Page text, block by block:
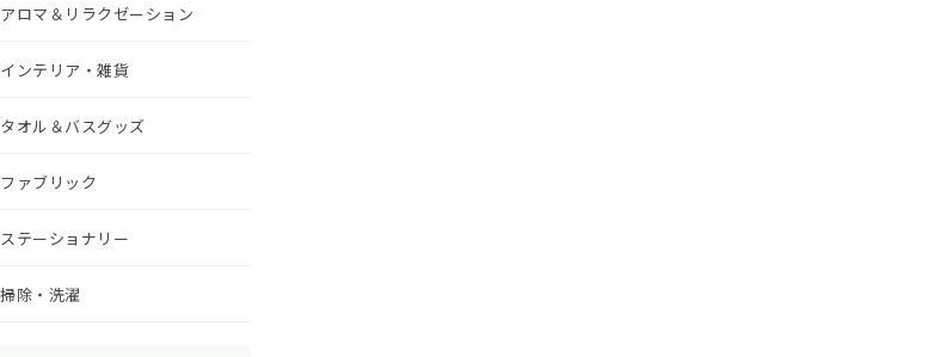
アロマ＆リラクゼーション
インテリア・雑貨
タオル＆バスグッズ
ファブリック
ステーショナリー
掃除・洗濯